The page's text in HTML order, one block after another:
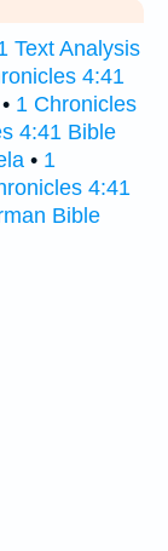
Text Analysis
4:41
• 1 Chronicles
4:41 Bible
• 1
4:41
Bible